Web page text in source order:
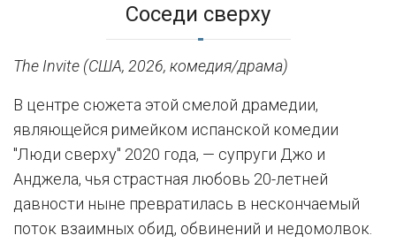
Соседи сверху
The Invite (США, 2026, комедия/драма)
В центре сюжета этой смелой драмедии,
являющейся римейком испанской комедии
"Люди сверху" 2020 года, — супруги Джо и
Анджела, чья страстная любовь 20-летней
давности ныне превратилась в нескончаемый
поток взаимных обид, обвинений и недомолвок.